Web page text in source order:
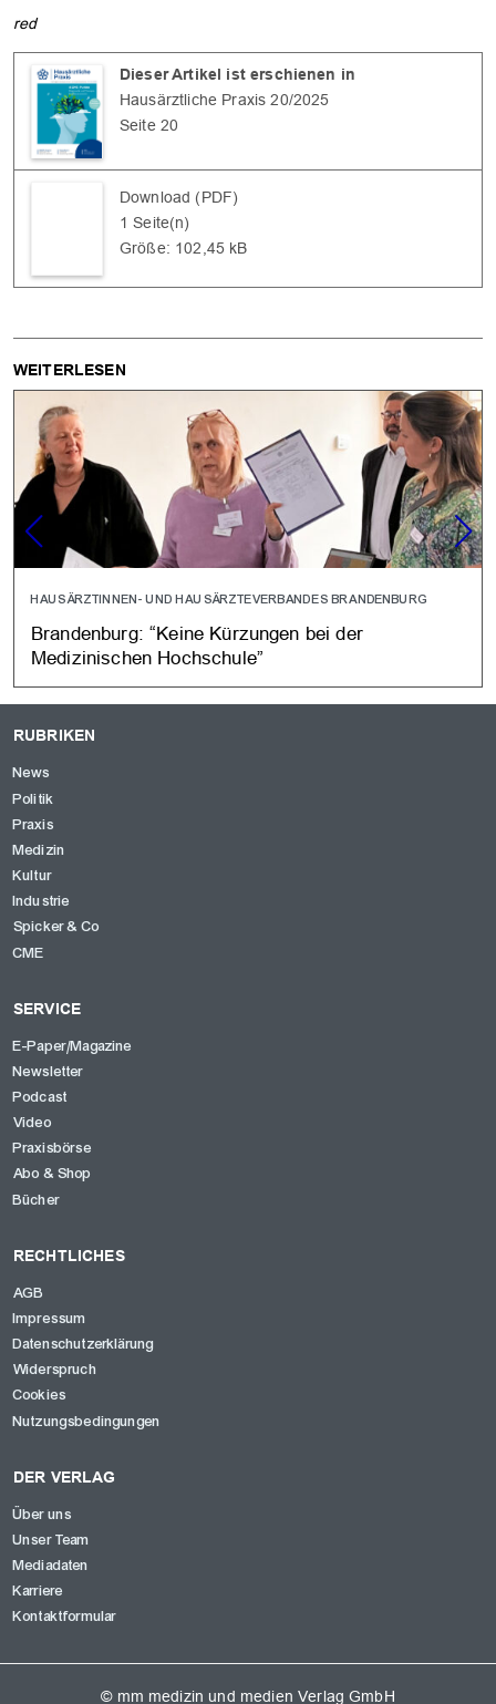
red
Dieser Artikel ist erschienen in
Hausärztliche Praxis 20/2025
Seite 20
Download (PDF)
1 Seite(n)
Größe: 102,45 kB
WEITERLESEN
HAUSÄRZTINNEN- UND HAUSÄRZTEVERBANDES BRANDENBURG
Brandenburg: “Keine Kürzungen bei der
Medizinischen Hochschule”
RUBRIKEN
News
Politik
Praxis
Medizin
Kultur
Industrie
Spicker & Co
CME
SERVICE
E-Paper/Magazine
Newsletter
Podcast
Video
Praxisbörse
Abo & Shop
Bücher
RECHTLICHES
AGB
Impressum
Datenschutzerklärung
Widerspruch
Cookies
Nutzungsbedingungen
DER VERLAG
Über uns
Unser Team
Mediadaten
Karriere
Kontaktformular
© mm medizin und medien Verlag GmbH